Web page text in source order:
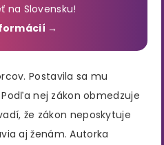
na Slovensku!
→
Postavila sa mu
nej zákon obmedzuje
že zákon neposkytuje
aj ženám. Autorka